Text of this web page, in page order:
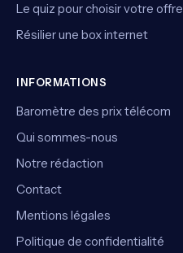
Le quiz pour choisir votre offre
Résilier une box internet
INFORMATIONS
Baromètre des prix télécom
Qui sommes-nous
Notre rédaction
Contact
Mentions légales
Politique de confidentialité